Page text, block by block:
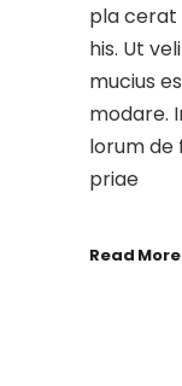
pla cerat
his. Ut
mucius
modare.
lorum de
priae
Read More